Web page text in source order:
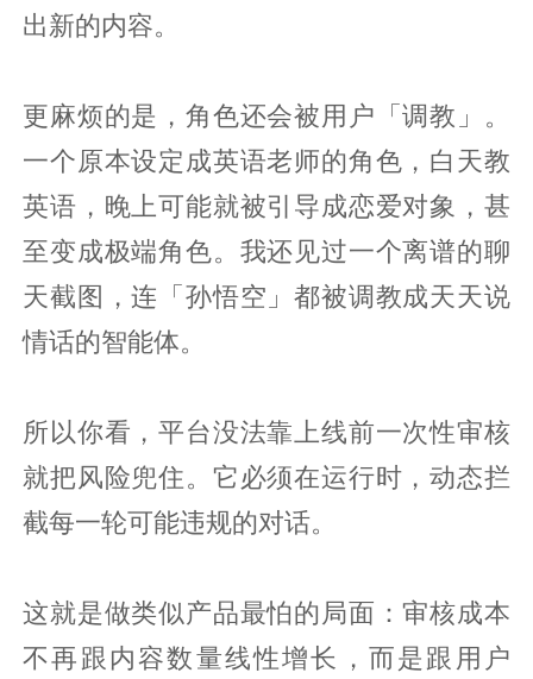
出新的内容。
更麻烦的是，角色还会被用户「调教」。
一个原本设定成英语老师的角色，白天教
英语，晚上可能就被引导成恋爱对象，甚
至变成极端角色。我还见过一个离谱的聊
天截图，连「孙悟空」都被调教成天天说
情话的智能体。
所以你看，平台没法靠上线前一次性审核
就把风险兜住。它必须在运行时，动态拦
截每一轮可能违规的对话。
这就是做类似产品最怕的局面：审核成本
不再跟内容数量线性增长，而是跟用户